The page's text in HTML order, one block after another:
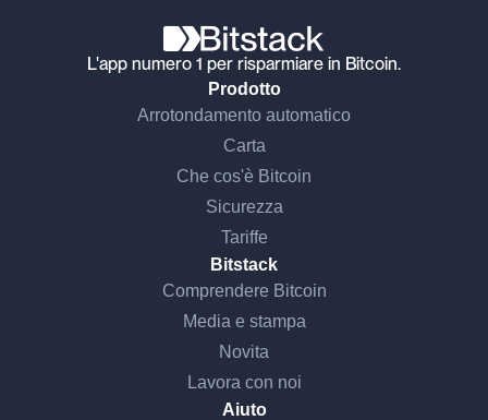
L'app numero 1 per risparmiare in Bitcoin.
Prodotto
Arrotondamento automatico
Carta
Che cos'è Bitcoin
Sicurezza
Tariffe
Bitstack
Comprendere Bitcoin
Media e stampa
Novita
Lavora con noi
Aiuto